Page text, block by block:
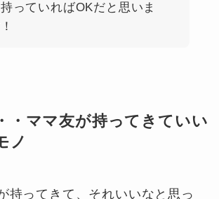
っていればOKだと思いま
・ママ友が持ってきていい
ノ
持ってきて、それいいなと思っ